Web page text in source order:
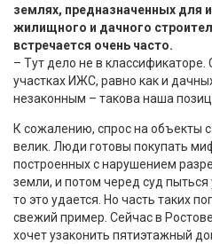
землях, предназначенных для
жилищного и дачного
встречается очень часто.
– Тут дело не в классификаторе.
участках ИЖС, равно как и
незаконным – такова наша
К сожалению, спрос на объекты
велик. Люди готовы покупать
построенных с нарушением
земли, и потом черед суд
то это удается. Но часть таких
свежий пример. Сейчас в
хочет узаконить пятиэтажный